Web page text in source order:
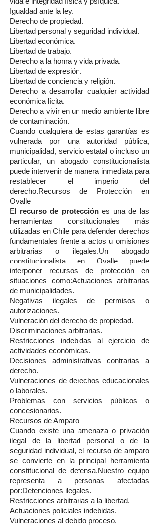
Igualdad ante la ley.
Derecho de propiedad.
Libertad personal y seguridad individual.
Libertad económica.
Libertad de trabajo.
Derecho a la honra y vida privada.
Libertad de expresión.
Libertad de conciencia y religión.
Derecho a desarrollar cualquier actividad
económica lícita.
Derecho a vivir en un medio ambiente libre
de contaminación.
Cuando cualquiera de estas garantías es
vulnerada por una autoridad pública,
municipalidad, servicio estatal o incluso un
particular, un abogado constitucionalista
puede intervenir de manera inmediata para
restablecer el imperio del
derecho.Recursos de Protección en
Ovalle
El recurso de protecciónes una de las
herramientas constitucionales más
utilizadas en Chile para defender derechos
fundamentales frente a actos u omisiones
arbitrarias o ilegales.Un abogado
constitucionalista en Ovalle puede
interponer recursos de protección en
situaciones como:Actuaciones arbitrarias
de municipalidades.
Negativas ilegales de permisos o
autorizaciones.
Vulneración del derecho de propiedad.
Discriminaciones arbitrarias.
Restricciones indebidas al ejercicio de
actividades económicas.
Decisiones administrativas contrarias a
derecho.
Vulneraciones de derechos educacionales
o laborales.
Problemas con servicios públicos o
concesionarios.
Recursos de Amparo
Cuando existe una amenaza o privación
ilegal de la libertad personal o de la
seguridad individual, el recurso de amparo
se convierte en la principal herramienta
constitucional de defensa.Nuestro equipo
representa a personas afectadas
por:Detenciones ilegales.
Restricciones arbitrarias a la libertad.
Actuaciones policiales indebidas.
Vulneraciones al debido proceso.